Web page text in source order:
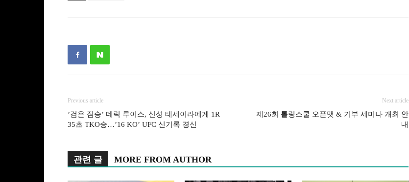
Previous article
’검은 짐승’ 데릭 루이스, 신성 테세이라에게 1R
35초 TKO승…’16 KO’ UFC 신기록 경신
Next article
제26회 롤링스쿨 오픈맷 & 기부 세미나 개최 안
내
관련 글 MORE FROM AUTHOR